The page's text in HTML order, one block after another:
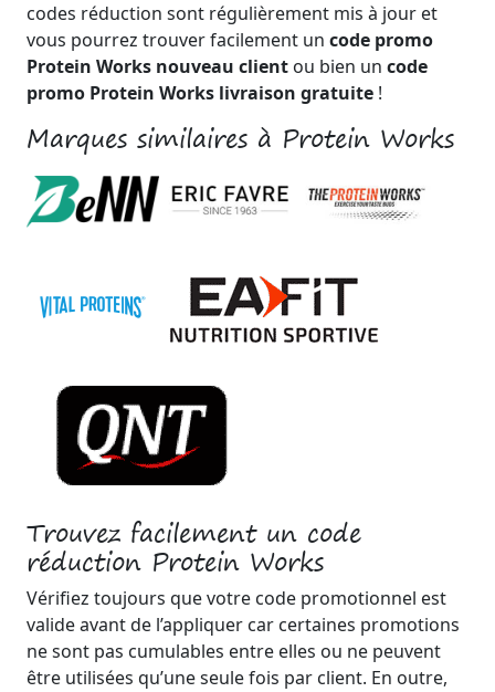
codes réduction sont régulièrement mis à jour et
vous pourrez trouver facilement un code promo
Protein Works nouveau client ou bien un code
promo Protein Works livraison gratuite !
Marques similaires à Protein Works
Trouvez facilement un code
réduction Protein Works
Vérifiez toujours que votre code promotionnel est
valide avant de l’appliquer car certaines promotions
ne sont pas cumulables entre elles ou ne peuvent
être utilisées qu’une seule fois par client. En outre,